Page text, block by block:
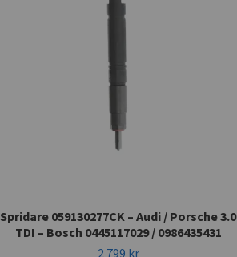
Spridare 059130277CK – Audi / Porsche 3.0
TDI – Bosch 0445117029 / 0986435431
2 799 kr